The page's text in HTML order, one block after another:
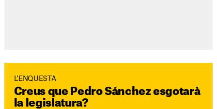
L'ENQUESTA
Creus que Pedro Sánchez esgotarà
la legislatura?